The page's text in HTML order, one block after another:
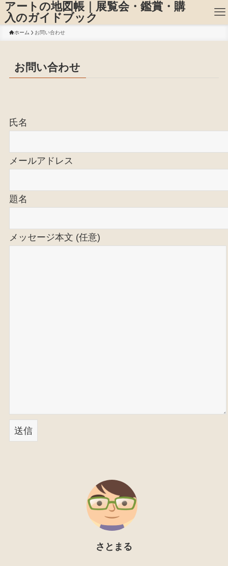
アートの地図帳｜展覧会・鑑賞・購
入のガイドブック
ホーム お問い合わせ
お問い合わせ
氏名
メールアドレス
題名
メッセージ本文 (任意)
さとまる